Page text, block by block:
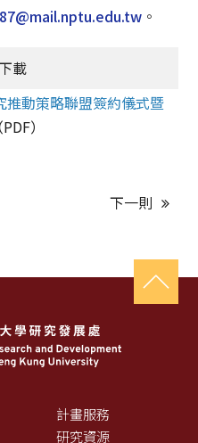
。
載
推動策略聯盟簽約儀式暨
（PDF）
下一則
計畫服務
研究資源